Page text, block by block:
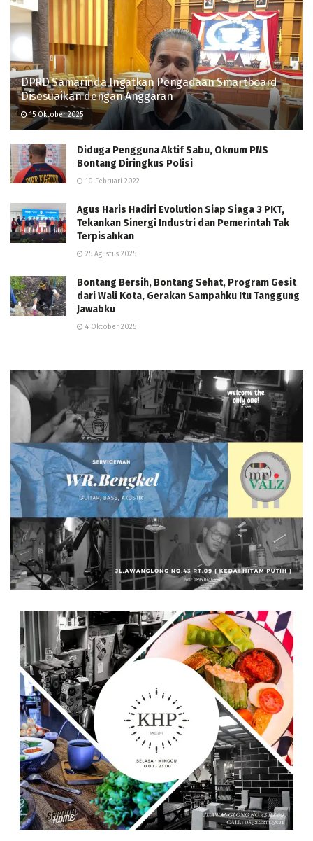
DPRD Samarinda Ingatkan Pengadaan Smartboard
Disesuaikan dengan Anggaran
15 Oktober 2025
Diduga Pengguna Aktif Sabu, Oknum PNS
Bontang Diringkus Polisi
10 Februari 2022
Agus Haris Hadiri Evolution Siap Siaga 3 PKT,
Tekankan Sinergi Industri dan Pemerintah Tak
Terpisahkan
25 Agustus 2025
Bontang Bersih, Bontang Sehat, Program Gesit
dari Wali Kota, Gerakan Sampahku Itu Tanggung
Jawabku
4 Oktober 2025